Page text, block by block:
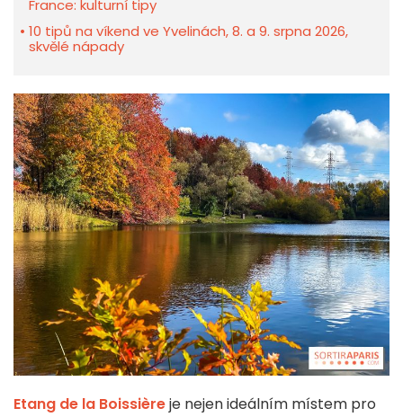
France: kulturní tipy
10 tipů na víkend ve Yvelinách, 8. a 9. srpna 2026,
skvělé nápady
Etang de la Boissièreje nejen ideálním místem pro